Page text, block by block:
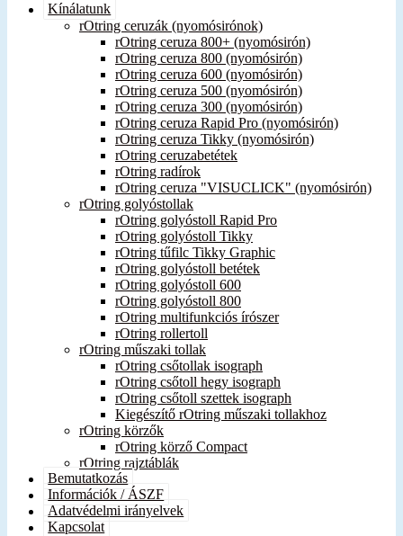
Kínálatunk
rOtring ceruzák (nyomósirónok)
rOtring ceruza 800+ (nyomósirón)
rOtring ceruza 800 (nyomósirón)
rOtring ceruza 600 (nyomósirón)
rOtring ceruza 500 (nyomósirón)
rOtring ceruza 300 (nyomósirón)
rOtring ceruza Rapid Pro (nyomósirón)
rOtring ceruza Tikky (nyomósirón)
rOtring ceruzabetétek
rOtring radírok
rOtring ceruza "VISUCLICK" (nyomósirón)
rOtring golyóstollak
rOtring golyóstoll Rapid Pro
rOtring golyóstoll Tikky
rOtring tűfilc Tikky Graphic
rOtring golyóstoll betétek
rOtring golyóstoll 600
rOtring golyóstoll 800
rOtring multifunkciós írószer
rOtring rollertoll
rOtring műszaki tollak
rOtring csőtollak isograph
rOtring csőtoll hegy isograph
rOtring csőtoll szettek isograph
Kiegészítő rOtring műszaki tollakhoz
rOtring körzők
rOtring körző Compact
rOtring rajztáblák
Bemutatkozás
Információk / ÁSZF
Adatvédelmi irányelvek
Kapcsolat